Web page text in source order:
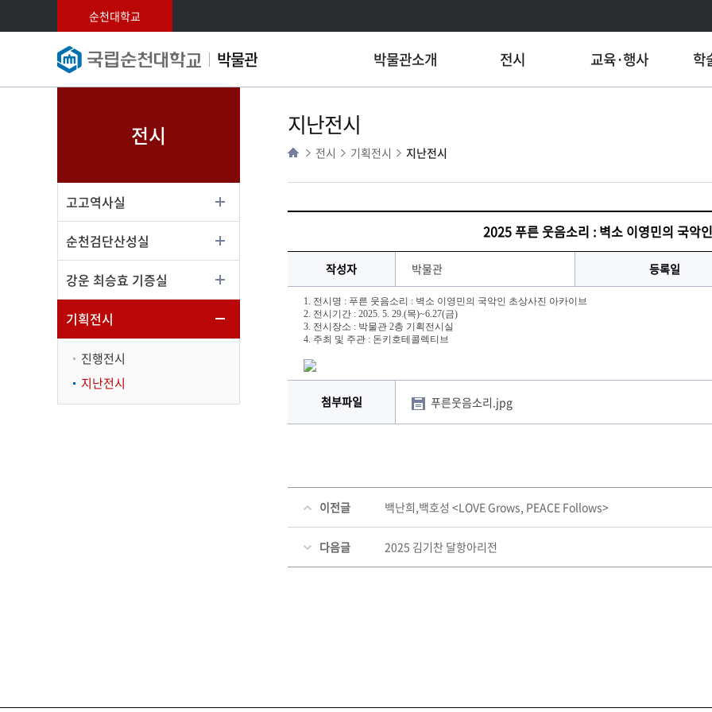
순천대학교
박물관 박물관소개 전시 교육·행사 학
전시
고고역사실
순천검단산성실
강운 최승효 기증실
기획전시
진행전시
지난전시
지난전시
전시 기획전시 지난전시
2025 푸른 웃음소리 : 벽소 이영민의 국악
작성자 박물관 등록일
1. 전시명 : 푸른 웃음소리 : 벽소 이영민의 국악인 초상사진 아카이브
2. 전시기간 : 2025. 5. 29.(목)~6.27(금)
3. 전시장소 : 박물관 2층 기획전시실
4. 주최 및 주관 : 돈키호테콜렉티브
첨부파일 푸른웃음소리.jpg
이전글 백난희,백호성 <LOVE Grows, PEACE Follows>
다음글 2025 김기찬 달항아리전